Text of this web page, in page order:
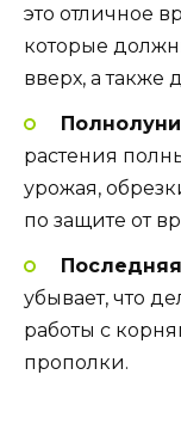
это отличное
которые
вверх, а также
растения
урожая,
по защите от
убывает, что
работы с
прополки.